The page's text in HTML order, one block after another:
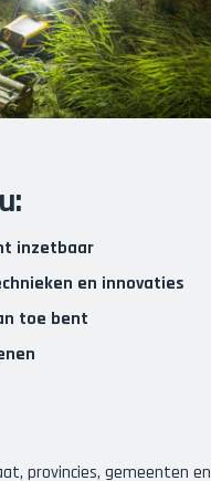
inzetbaar
en innovaties
toe bent
provincies, gemeenten en